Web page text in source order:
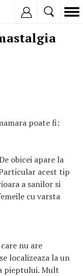
poate fi:
obicei apare la
acest tip
a sanilor si
cu varsta
nu are
localizeaza la un
pieptului. Mult